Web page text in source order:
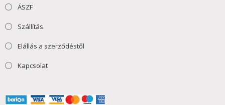
ÁSZF
Szállítás
Elállás a szerződéstől
Kapcsolat